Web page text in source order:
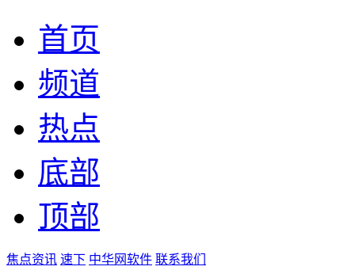
首页
频道
热点
底部
顶部
焦点资讯 速下 中华网软件 联系我们